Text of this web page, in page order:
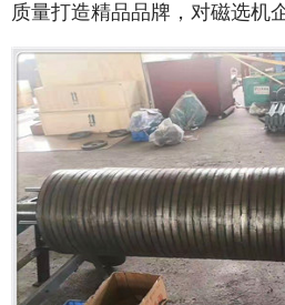
质量打造精品品牌，对磁选机